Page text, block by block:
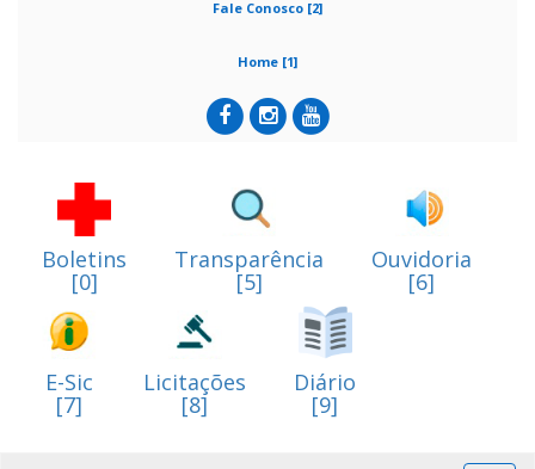
Fale Conosco [2]
Home [1]
Boletins
[0]
Transparência
[5]
Ouvidoria
[6]
E-Sic
[7]
Licitações
[8]
Diário
[9]